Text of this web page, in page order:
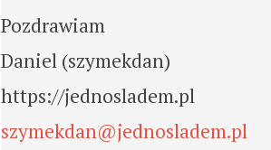
Pozdrawiam
Daniel (szymekdan)
https://jednosladem.pl
szymekdan@jednosladem.pl